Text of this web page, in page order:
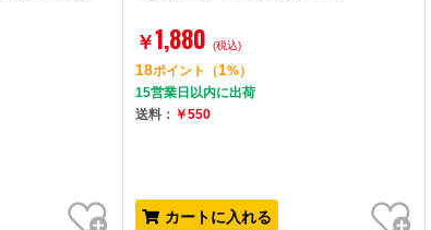
お気に入り
￥1,880 (税込)
18ポイント （1%）
15営業日以内に出荷
送料： ￥550
カートに入れる
お気に入り